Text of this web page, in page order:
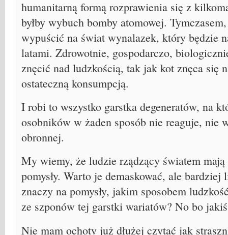
humanitarną formą rozprawienia się z
byłby wybuch bomby atomowej.
wypuścić na świat wynalazek, który będzie
latami. Zdrowotnie, gospodarczo,
znęcić nad ludzkością, tak jak kot znęca się
ostateczną konsumpcją.
I robi to wszystko garstka degeneratów, na
osobników w żaden sposób nie reaguje, nie
obronnej.
My wiemy, że ludzie rządzący światem
pomysły. Warto je demaskować, ale
znaczy na pomysły, jakim sposobem
ze szponów tej garstki wariatów? No bo
Nie mam ochoty już dłużej czytać jak